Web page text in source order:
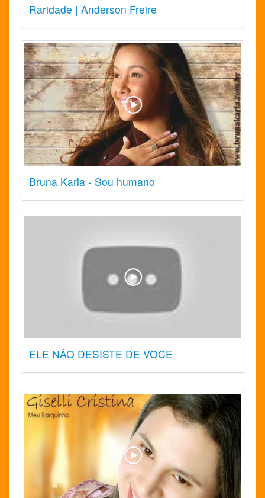
Raridade | Anderson Freire
Bruna Karla - Sou humano
ELE NÃO DESISTE DE VOCE